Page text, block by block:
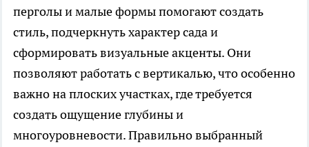
перголы и малые формы помогают создать
стиль, подчеркнуть характер сада и
сформировать визуальные акценты. Они
позволяют работать с вертикалью, что особенно
важно на плоских участках, где требуется
создать ощущение глубины и
многоуровневости. Правильно выбранный